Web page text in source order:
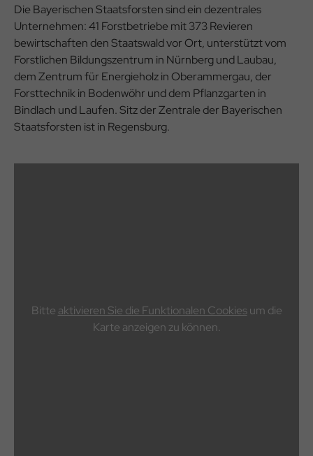
Die Bayerischen Staatsforsten sind ein dezentrales
Unternehmen: 41 Forstbetriebe mit 373 Revieren
bewirtschaften den Staatswald vor Ort, unterstützt vom
Forstlichen Bildungszentrum in Nürnberg und Laubau,
dem Zentrum für Energieholz in Oberammergau, der
Forsttechnik in Bodenwöhr und dem Pflanzgarten in
Bindlach und Laufen. Sitz der Zentrale der Bayerischen
Staatsforsten ist in Regensburg.
Bitte aktivieren Sie die Funktionalen Cookiesum die
Karte anzeigen zu können.